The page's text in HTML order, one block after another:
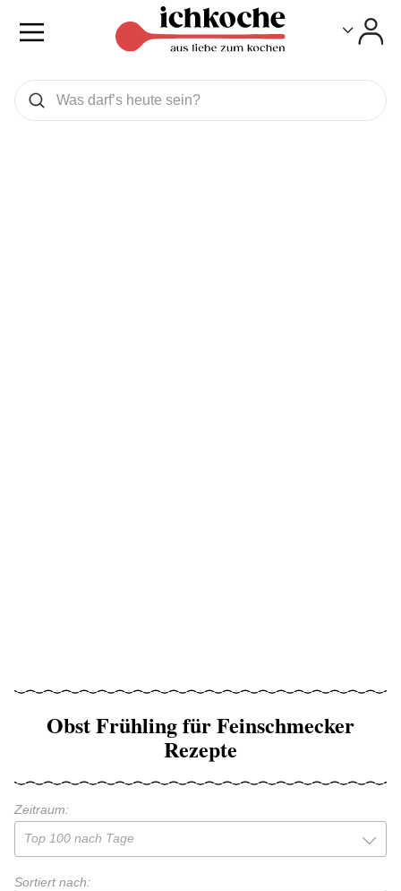
Was wollen Sie suchen
Suchen
Obst Frühling für Feinschmecker
Rezepte
Zeitraum:
Top 100 nach Tage
Sortiert nach: